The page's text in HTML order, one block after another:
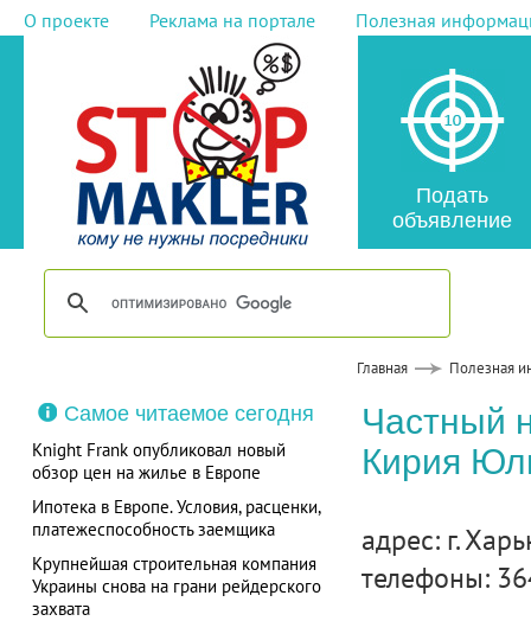
О проекте Реклама на портале Полезная
Подать
объявление
Главная Полезная
Самое читаемое сегодня
Knight Frank опубликовал новый
обзор цен на жилье в Европе
Ипотека в Европе. Условия, расценки,
платежеспособность заемщика
Крупнейшая строительная компания
Украины снова на грани рейдерского
захвата
Частный
Кирия
адрес: г.
телефоны: